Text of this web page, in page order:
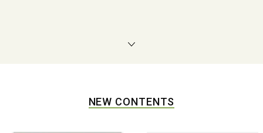
NEW CONTENTS